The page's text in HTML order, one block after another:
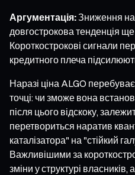
Аргументація:Зниження на
довгострокова тенденція
Короткострокові сигнали
кредитного плеча
Наразі ціна ALGO перебуває
точці: чи зможе вона
після цього відскоку,
перетвориться наратив
каталізатора" на "стійкий
Важливішими за
зміни у структурі власників,